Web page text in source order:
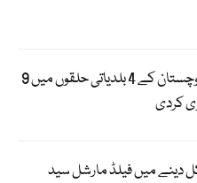
الیکشن کمیشن نے بلوچستان کے 4 بلدیاتی حلقوں میں 9
کردی
میں فیلڈ مارشل سید